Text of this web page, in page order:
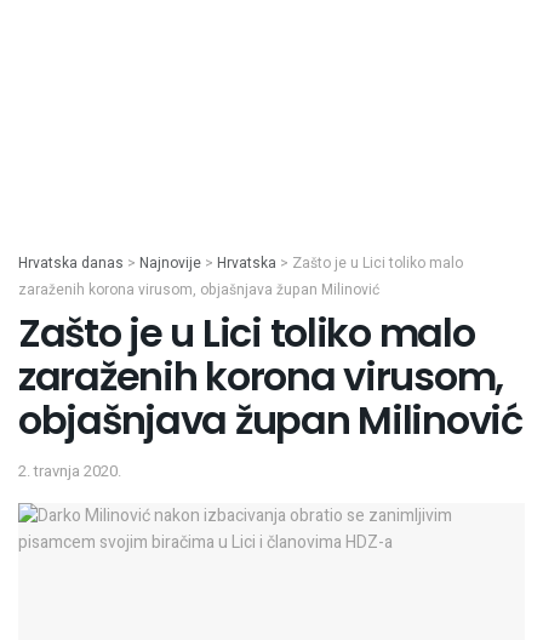
Hrvatska danas > Najnovije > Hrvatska > Zašto je u Lici toliko malo
zaraženih korona virusom, objašnjava župan Milinović
Zašto je u Lici toliko malo
zaraženih korona virusom,
objašnjava župan Milinović
2. travnja 2020.